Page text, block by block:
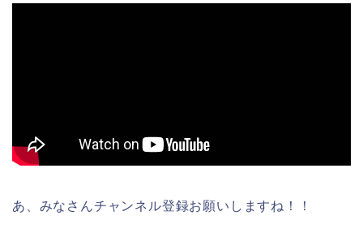
あ、みなさんチャンネル登録お願いしますね！！